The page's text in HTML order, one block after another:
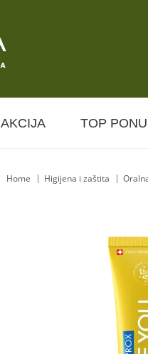
AKCIJA TOP
Home Higijena i zaštita